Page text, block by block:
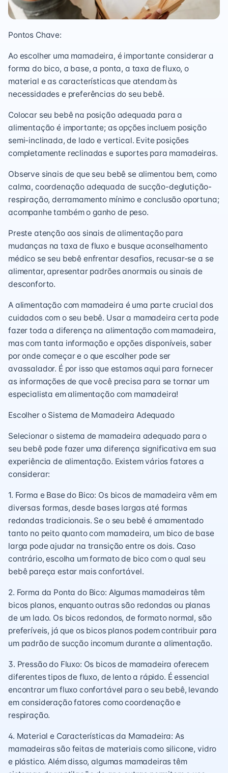
Pontos Chave:
Ao escolher uma mamadeira, é importante considerar a
forma do bico, a base, a ponta, a taxa de fluxo, o
material e as características que atendam às
necessidades e preferências do seu bebê.
Colocar seu bebê na posição adequada para a
alimentação é importante; as opções incluem posição
semi-inclinada, de lado e vertical. Evite posições
completamente reclinadas e suportes para mamadeiras.
Observe sinais de que seu bebê se alimentou bem, como
calma, coordenação adequada de sucção-deglutição-
respiração, derramamento mínimo e conclusão oportuna;
acompanhe também o ganho de peso.
Preste atenção aos sinais de alimentação para
mudanças na taxa de fluxo e busque aconselhamento
médico se seu bebê enfrentar desafios, recusar-se a se
alimentar, apresentar padrões anormais ou sinais de
desconforto.
A alimentação com mamadeira é uma parte crucial dos
cuidados com o seu bebê. Usar a mamadeira certa pode
fazer toda a diferença na alimentação com mamadeira,
mas com tanta informação e opções disponíveis, saber
por onde começar e o que escolher pode ser
avassalador. É por isso que estamos aqui para fornecer
as informações de que você precisa para se tornar um
especialista em alimentação com mamadeira!
Escolher o Sistema de Mamadeira Adequado
Selecionar o sistema de mamadeira adequado para o
seu bebê pode fazer uma diferença significativa em sua
experiência de alimentação. Existem vários fatores a
considerar:
1. Forma e Base do Bico: Os bicos de mamadeira vêm em
diversas formas, desde bases largas até formas
redondas tradicionais. Se o seu bebê é amamentado
tanto no peito quanto com mamadeira, um bico de base
larga pode ajudar na transição entre os dois. Caso
contrário, escolha um formato de bico com o qual seu
bebê pareça estar mais confortável.
2. Forma da Ponta do Bico: Algumas mamadeiras têm
bicos planos, enquanto outras são redondas ou planas
de um lado. Os bicos redondos, de formato normal, são
preferíveis, já que os bicos planos podem contribuir para
um padrão de sucção incomum durante a alimentação.
3. Pressão do Fluxo: Os bicos de mamadeira oferecem
diferentes tipos de fluxo, de lento a rápido. É essencial
encontrar um fluxo confortável para o seu bebê, levando
em consideração fatores como coordenação e
respiração.
4. Material e Características da Mamadeira: As
mamadeiras são feitas de materiais como silicone, vidro
e plástico. Além disso, algumas mamadeiras têm